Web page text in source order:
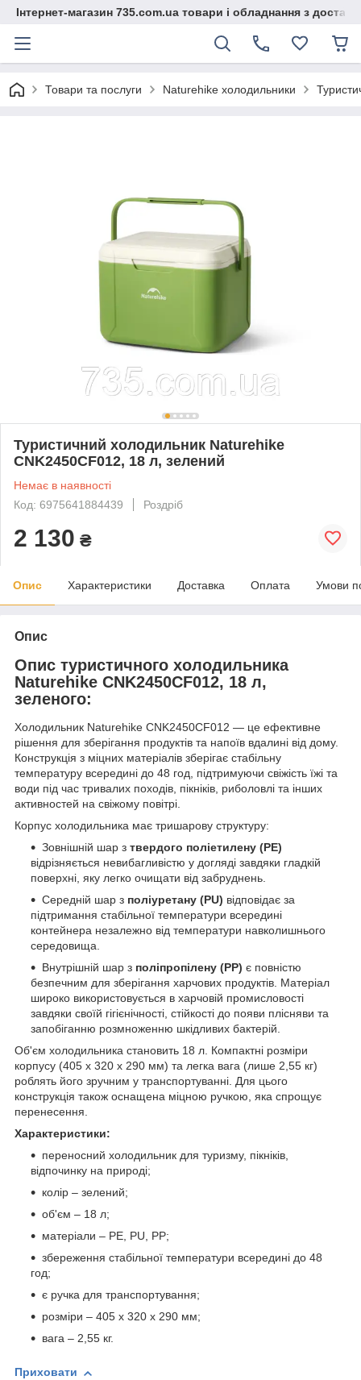
Інтернет-магазин 735.com.ua товари і обладнання з
Товари та послуги Naturehike холодильники
Туристичний холодильник Naturehike
CNK2450CF012, 18 л, зелений
Немає в наявності
Код: 6975641884439
Роздріб
2 130 ₴
Опис Характеристики Доставка Оплата Умови
Опис
Опис туристичного холодильника
Naturehike CNK2450CF012, 18 л,
зеленого:
Холодильник Naturehike CNK2450CF012 — це ефективне
рішення для зберігання продуктів та напоїв вдалині від дому.
Конструкція з міцних матеріалів зберігає стабільну
температуру всередині до 48 год, підтримуючи свіжість їжі та
води під час тривалих походів, пікніків, риболовлі та інших
активностей на свіжому повітрі.
Корпус холодильника має тришарову структуру:
Зовнішній шар з твердого поліетилену (PE)
відрізняється невибагливістю у догляді завдяки гладкій
поверхні, яку легко очищати від забруднень.
Середній шар з поліуретану (PU) відповідає за
підтримання стабільної температури всередині
контейнера незалежно від температури навколишнього
середовища.
Внутрішній шар з поліпропілену (PP) є повністю
безпечним для зберігання харчових продуктів. Матеріал
широко використовується в харчовій промисловості
завдяки своїй гігієнічності, стійкості до появи плісняви та
запобіганню розмноженню шкідливих бактерій.
Об'єм холодильника становить 18 л. Компактні розміри
корпусу (405 х 320 х 290 мм) та легка вага (лише 2,55 кг)
роблять його зручним у транспортуванні. Для цього
конструкція також оснащена міцною ручкою, яка спрощує
перенесення.
Характеристики:
переносний холодильник для туризму, пікніків,
відпочинку на природі;
колір – зелений;
об'єм – 18 л;
матеріали – PE, PU, PP;
збереження стабільної температури всередині до 48
год;
є ручка для транспортування;
розміри – 405 х 320 х 290 мм;
вага – 2,55 кг.
Приховати